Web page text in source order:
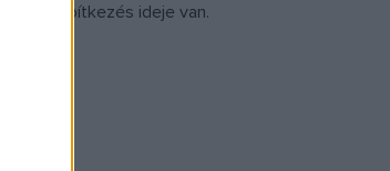
és építkezés ideje van.